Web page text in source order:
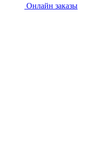
Онлайн заказы